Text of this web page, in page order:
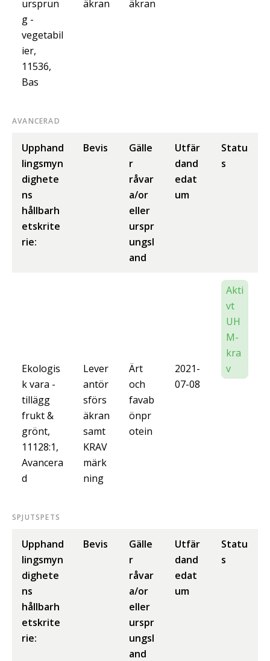
ursprun
g -
vegetabil
ier,
11536,
Bas
äkran äkran
AVANCERAD
Upphand
lingsmyn
dighete
ns
hållbarh
etskrite
rie:
Bevis
Gälle
r
råvar
a/or
eller
urspr
ungsl
and
Utfär
dand
edat
um
Statu
s
Ekologis
k vara -
tillägg
frukt &
grönt,
11128:1,
Avancera
d
Lever
antör
sförs
äkran
samt
KRAV
märk
ning
Ärt
och
favab
önpr
otein
2021-
07-08
Akti
vt
UH
M-
kra
v
SPJUTSPETS
Upphand
lingsmyn
dighete
ns
hållbarh
etskrite
rie:
Bevis
Gälle
r
råvar
a/or
eller
urspr
ungsl
and
Utfär
dand
edat
um
Statu
s